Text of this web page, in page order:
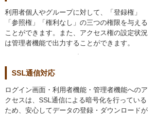
利用者個人やグループに対して、「登録権」
「参照権」「権利なし」の三つの権限を与える
ことができます。また、アクセス権の設定状況
は管理者機能で出力することができます。
SSL通信対応
ログイン画面・利用者機能・管理者機能へのア
クセスは、SSL通信による暗号化を行っている
ため、安心してデータの登録・ダウンロードが